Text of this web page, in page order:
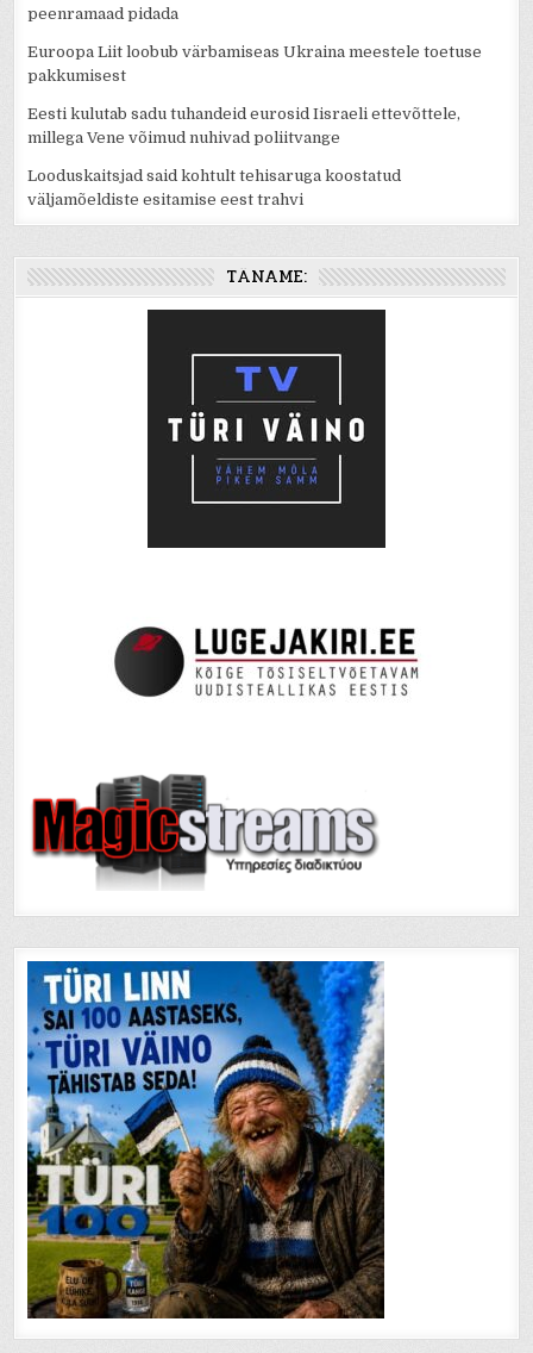
peenramaad pidada
Euroopa Liit loobub värbamiseas Ukraina meestele toetuse
pakkumisest
Eesti kulutab sadu tuhandeid eurosid Iisraeli ettevõttele,
millega Vene võimud nuhivad poliitvange
Looduskaitsjad said kohtult tehisaruga koostatud
väljamõeldiste esitamise eest trahvi
TÄNAME: